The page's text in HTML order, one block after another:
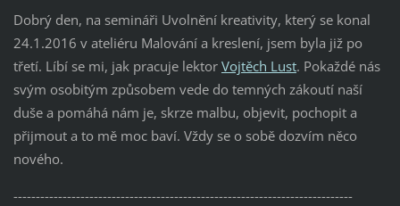
Dobrý den, na semináři Uvolnění kreativity, který se konal
24.1.2016 v ateliéru Malování a kreslení, jsem byla již po
třetí. Líbí se mi, jak pracuje lektor Vojtěch Lust. Pokaždé nás
svým osobitým způsobem vede do temných zákoutí naší
duše a pomáhá nám je, skrze malbu, objevit, pochopit a
přijmout a to mě moc baví. Vždy se o sobě dozvím něco
nového.
----------------------------------------------------------------------------